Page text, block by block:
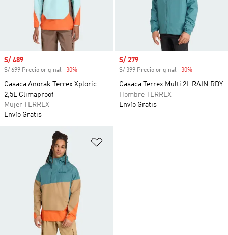
Precio de venta
S/ 489
S/ 699 Precio original -30%
Casaca Anorak Terrex Xploric
2,5L Climaproof
Mujer TERREX
Envío Gratis
Precio de venta
S/ 279
S/ 399 Precio original -30%
Casaca Terrex Multi 2L RAIN.RDY
Hombre TERREX
Envío Gratis